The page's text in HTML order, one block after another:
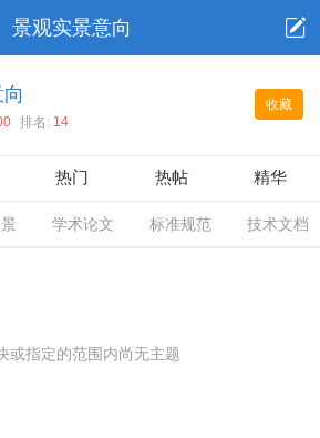
景观实景意向
收藏
排名: 14
热门 热帖 精华
学术论文 标准规范 技术文档
或指定的范围内尚无主题